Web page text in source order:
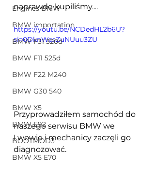
Engines BMW
BMW importation
BMW F31 320d
BMW F11 525d
BMW F22 M240
BMW G30 540
BMW X5
BMW E92
BOOTMOD3
BMW X5 E70
naprawdę kupiliśmy....
https://youtu.be/NCDedHL2b6U?
si=0DknWesZuNUuu3ZU
Przyprowadziłem samochód do
naszego serwisu BMW we
Lwowie i mechanicy zaczęli go
diagnozować.